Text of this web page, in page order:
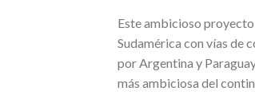
Este ambicioso
Sudamérica con vías de
por Argentina y
más ambiciosa del